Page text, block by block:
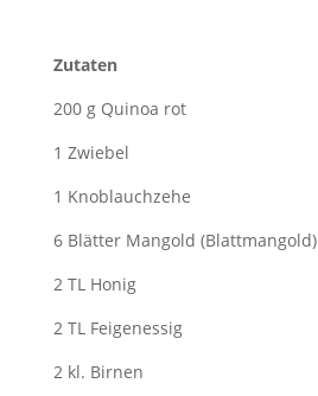
Zutaten
200 g Quinoa rot
1 Zwiebel
1 Knoblauchzehe
6 Blätter Mangold (Blattmangold)
2 TL Honig
2 TL Feigenessig
2 kl. Birnen